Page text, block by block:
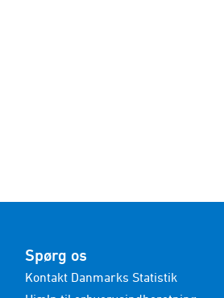
Spørg os
Kontakt Danmarks Statistik